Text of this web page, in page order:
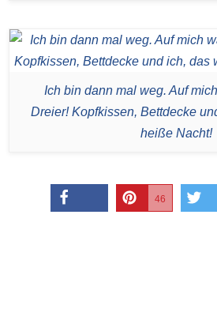
Ich bin dann mal weg. Auf
Dreier! Kopfkissen, Bettdecke
heiße Nacht!
46